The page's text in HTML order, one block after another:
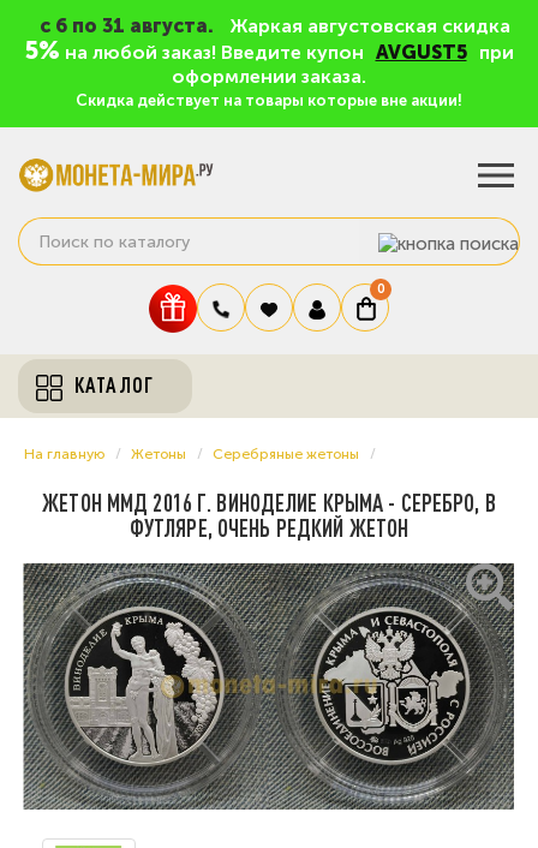
c 6 по 31 августа. Жаркая августовская скидка
5% на любой заказ! Введите купон AVGUST5
при
оформлении заказа.
Скидка действует на товары которые вне акции!
0
КАТАЛОГ
На главную Жетоны Серебряные жетоны
ЖЕТОН ММД 2016 Г. ВИНОДЕЛИЕ КРЫМА - СЕРЕБРО, В
ФУТЛЯРЕ, ОЧЕНЬ РЕДКИЙ ЖЕТОН